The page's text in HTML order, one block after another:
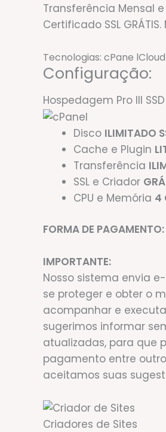
Transferência Mensal e
Certificado SSL GRÁTIS.
Tecnologias: cPane l
Configuração:
Hospedagem Pro III
Disco ILIMITADO
Cache e Plugin
Transferência
SSL e Criador
CPU e Memória 4
FORMA DE
IMPORTANTE:
Nosso sistema envia
se proteger e obter o
acompanhar e
sugerimos informar
atualizadas, para que
pagamento entre
aceitamos suas
Criadores de Sites